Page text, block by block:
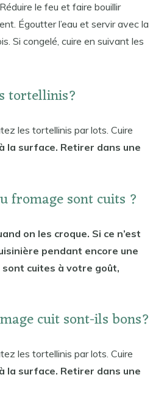
le feu et faire bouillir
Égoutter l’eau et servir avec la
Si congelé, cuire en suivant les
tortellinis?
les tortellinis par lots. Cuire
la surface. Retirer dans une
fromage sont cuits ?
on les croque. Si ce n’est
pendant encore une
cuites à votre goût,
cuit sont-ils bons?
les tortellinis par lots. Cuire
la surface. Retirer dans une